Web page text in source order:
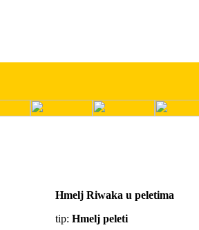
Hmelj Riwaka u peletima
tip: Hmelj peleti